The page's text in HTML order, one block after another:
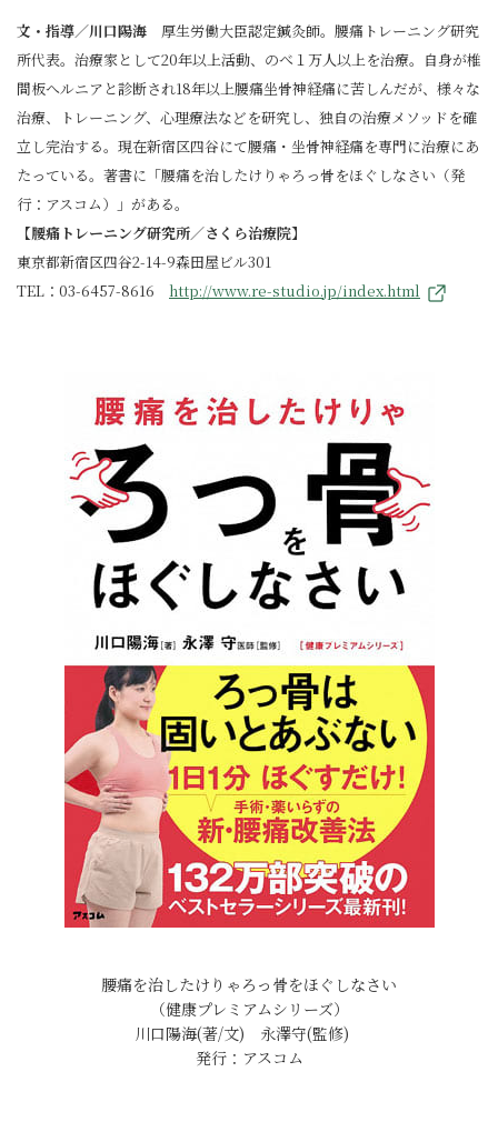
文・指導／川口陽海 厚生労働大臣認定鍼灸師。腰痛トレーニング研究
所代表。治療家として20年以上活動、のべ１万人以上を治療。自身が椎
間板へルニアと診断され18年以上腰痛坐骨神経痛に苦しんだが、様々な
治療、トレーニング、心理療法などを研究し、独自の治療メソッドを確
立し完治する。現在新宿区四谷にて腰痛・坐骨神経痛を専門に治療にあ
たっている。著書に「腰痛を治したけりゃろっ骨をほぐしなさい（発
行：アスコム）」がある。
【腰痛トレーニング研究所／さくら治療院】
東京都新宿区四谷2-14-9森田屋ビル301
TEL：03-6457-8616 http://www.re-studio.jp/index.html
腰痛を治したけりゃろっ骨をほぐしなさい
（健康プレミアムシリーズ）
川口陽海(著/文) 永澤守(監修)
発行：アスコム